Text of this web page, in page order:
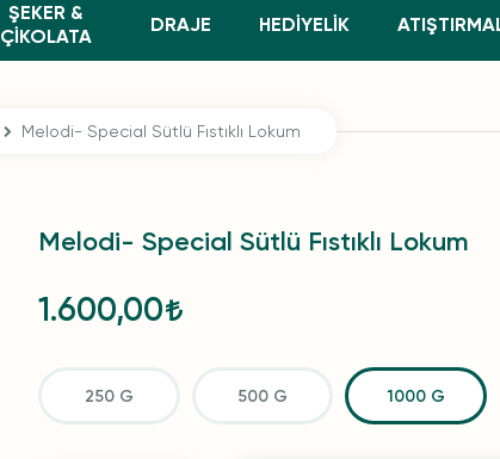
ŞEKER &
ÇİKOLATA
DRAJE HEDİYELİK
Melodi- Special Sütlü Fıstıklı Lokum
Melodi- Special Sütlü Fıstıklı Lokum
1.600,00
250 G 500 G 1000 G